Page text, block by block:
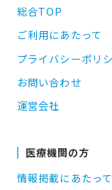
総合TOP
ご利用にあたって
プライバシーポリ
お問い合わせ
運営会社
医療機関の方
情報掲載にあたって